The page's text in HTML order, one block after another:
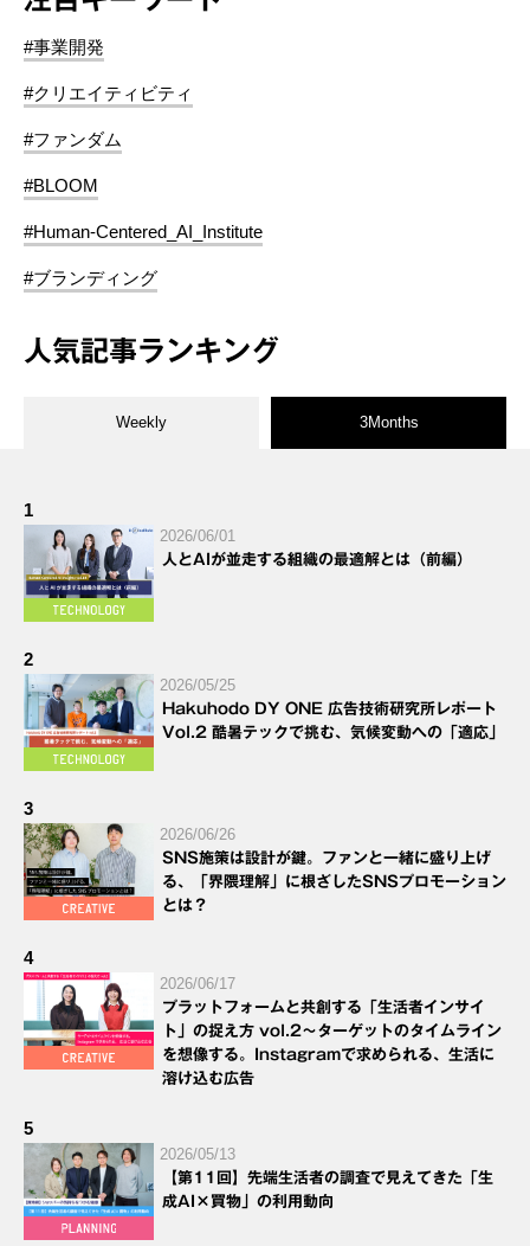
#事業開発
#クリエイティビティ
#ファンダム
#BLOOM
#Human-Centered_AI_Institute
#ブランディング
人気記事ランキング
Weekly 3Months
1
2026/06/01
人とAIが並走する組織の最適解とは（前編）
2
2026/05/25
Hakuhodo DY ONE 広告技術研究所レポート
Vol.2 酷暑テックで挑む、気候変動への「適応」
3
2026/06/26
SNS施策は設計が鍵。ファンと一緒に盛り上げ
る、「界隈理解」に根ざしたSNSプロモーション
とは？
4
2026/06/17
プラットフォームと共創する「生活者インサイ
ト」の捉え方 vol.2～ターゲットのタイムライン
を想像する。Instagramで求められる、生活に
溶け込む広告
5
2026/05/13
【第11回】先端生活者の調査で見えてきた「生
成AI×買物」の利用動向